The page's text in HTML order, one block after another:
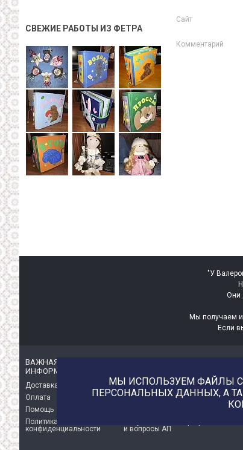
СВЕЖИЕ РАБОТЫ ИЗ ФЕТРА
Сайт
Комментарий
"У
Они
Мы получаем и
Если
ВАЖНАЯ
ИНФОРМАЦИЯ
Доставка
Оплата
Помощь
Политика
конфиденциальности
О магазине
Немного о нас!
и вопросы АП
МЫ ИСПОЛЬЗУЕМ ФАЙЛЫ
ПЕРСОНАЛЬНЫХ ДАННЫХ, А